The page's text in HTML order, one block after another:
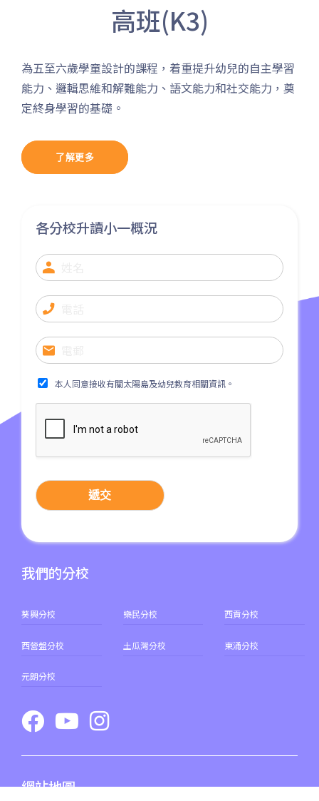
46P, 46X, 47X, 57M, 58M, 58P,
59A, 60, 61M, 66, 67M, 68A,
69M, 235M, 253M, 260C,
265M, 269M, 935, A31, E32
89, 89B, 94, 313, 401, 406,
保姆車1
葵涌村,葵芳村,葵盛邨, 梨木樹,
西貢分校
巴士
92, 299, 792M
小巴
前往方法
東涌分校
港鐵 東涌站 (C出口)
巴士
37, 38, E11, E21, E21A, E21X,
E22, E22A, E23, E31, E32, E33,
保姆車1
東涌區及愉景灣
巴士
77K, 268B, 268C, 268D, 276,
268X, 968X
602, 603, 604, 606S, 608,71
其他
輕鐵: 元朗總站
高班(K3)
為五至六歲學童設計的課程，着重提升幼兒的⾃主學習
能⼒、邏輯思維和解難能⼒、語⽂能⼒和社交能⼒，奠
定終身學習的基礎。
了解更多
我們的分校
葵興分校
西營盤分校
元朗分校
樂民分校
土瓜灣分校
西貢分校
東涌分校
網站地圖
各分校升讀小一概況
本人同意接收有關太陽島及幼兒教育相關資訊。
遞交